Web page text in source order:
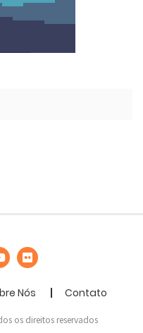
Nós Contato
os direitos reservados